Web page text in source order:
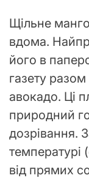
Щільне
вдома.
його в
газету
авокадо. Ці
природний
дозрівання.
температурі
від прямих